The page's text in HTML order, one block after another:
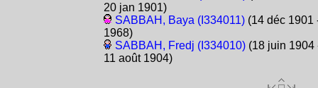
20 jan 1901)
SABBAH, Baya (I334011)(14 déc 1901
1968)
SABBAH, Fredj (I334010)(18 juin 1904
11 août 1904)